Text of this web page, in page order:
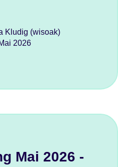
Kludig (wisoak)
2026
Mai 2026 -